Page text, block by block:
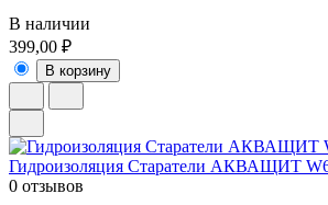
В наличии
399,00 ₽
В корзину
Гидроизоляция Старатели АКВАЩИТ
0 отзывов